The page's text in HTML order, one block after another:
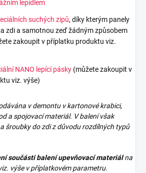
lepidlem
suchých zipů, díky kterým panely
zdi a samotnou zeď žádným způsobem
zakoupit v příplatku produktu viz.
NANO lepící pásky (můžete zakoupit v
viz. výše)
v demontu v kartonové krabici,
a spojovací materiál. V balení však
šroubky do zdi z důvodu rozdílných typů
součásti balení upevňovací materiálna
výše v příplatkovém parametru.